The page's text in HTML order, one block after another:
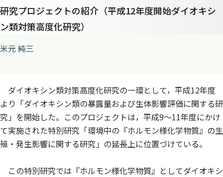
ウで開きます）
ンドウで開きます）
ウインドウで開きます）
研究プロジェクトの紹介（平成12年度開始ダイオキシ
ン類対策高度化研究）
米元 純三
ダイオキシン類対策高度化研究の一環として，平成12年度
より「ダイオキシン類の暴露量および生体影響評価に関する研
究」を開始した。このプロジェクトは，平成9～11年度にかけ
て実施された特別研究「環境中の『ホルモン様化学物質』の生
殖・発生影響に関する研究」の延長上に位置づけている。
この特別研究では『ホルモン様化学物質』としてダイオキシ